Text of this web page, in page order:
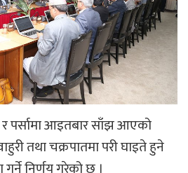
र पर्सामा आइतबार साँझ आएको
तथा चक्रपातमा परी घाइते हुने